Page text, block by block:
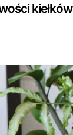
kiełków